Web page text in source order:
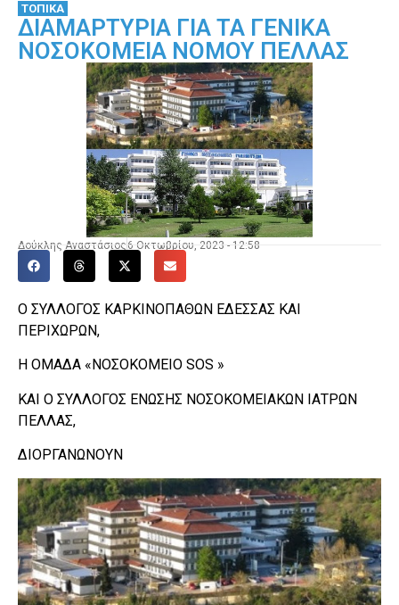
ΤΟΠΙΚΑ
ΔΙΑΜΑΡΤΥΡΙΑ ΓΙΑ ΤΑ ΓΕΝΙΚΑ
ΝΟΣΟΚΟΜΕΙΑ ΝΟΜΟΥ ΠΕΛΛΑΣ
Δούκλης Αναστάσιος 6 Οκτωβρίου, 2023 - 12:58
O ΣΥΛΛΟΓΟΣ ΚΑΡΚΙΝΟΠΑΘΩΝ ΕΔΕΣΣΑΣ ΚΑΙ
ΠΕΡΙΧΩΡΩΝ,
H ΟΜΑΔΑ «ΝΟΣΟΚΟΜΕΙΟ SOS »
KAI Ο ΣΥΛΛΟΓΟΣ ΕΝΩΣΗΣ ΝΟΣΟΚΟΜΕΙΑΚΩΝ ΙΑΤΡΩΝ
ΠΕΛΛΑΣ,
ΔΙΟΡΓΑΝΩΝΟΥΝ